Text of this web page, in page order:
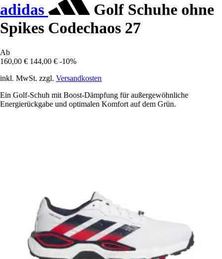
adidas
Golf Schuhe ohne
Spikes Codechaos 27
Ab
160,00 € 144,00 € -10%
inkl. MwSt. zzgl. Versandkosten
Ein Golf-Schuh mit Boost-Dämpfung für außergewöhnliche
Energierückgabe und optimalen Komfort auf dem Grün.